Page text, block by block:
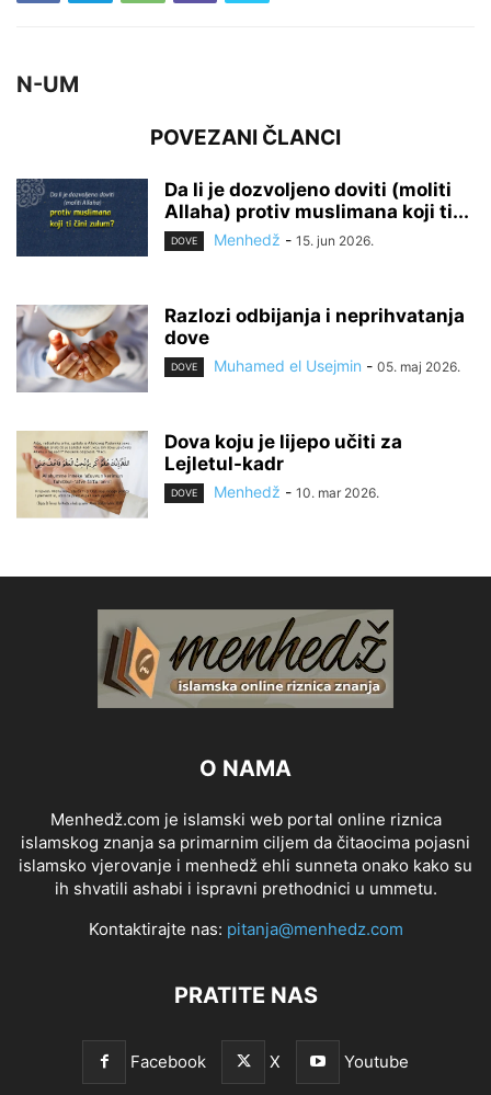
N-UM
POVEZANI ČLANCI
Da li je dozvoljeno doviti (moliti
Allaha) protiv muslimana koji ti...
DOVE Menhedž - 15. jun 2026.
Razlozi odbijanja i neprihvatanja
dove
DOVE Muhamed el Usejmin - 05. maj 2026.
Dova koju je lijepo učiti za
Lejletul-kadr
DOVE Menhedž - 10. mar 2026.
O NAMA
Menhedž.com je islamski web portal online riznica
islamskog znanja sa primarnim ciljem da čitaocima pojasni
islamsko vjerovanje i menhedž ehli sunneta onako kako su
ih shvatili ashabi i ispravni prethodnici u ummetu.
Kontaktirajte nas: pitanja@menhedz.com
PRATITE NAS
Facebook X Youtube